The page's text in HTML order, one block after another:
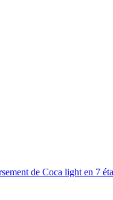
de Coca light en 7